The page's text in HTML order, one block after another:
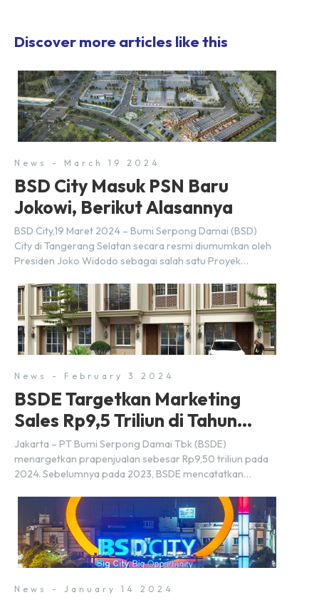
Discover more articles like this
News - March 19 2024
BSD City Masuk PSN Baru
Jokowi, Berikut Alasannya
BSD City,19 Maret 2024 – Bumi Serpong Damai (BSD)
City di Tangerang Selatan secara resmi diumumkan oleh
Presiden Joko Widodo sebagai salah satu Proyek
dibuat oleh Menteri Koordinator Bidang Perekonomian,
Airlangga Hartarto, setelah Rapat Terbatas (ratas)
bersama Jokowi di Istana Kepresidenan pada hari Senin,
18 Maret 2024. Selain […]
News - February 3 2024
BSDE Targetkan Marketing
Sales Rp9,5 Triliun di Tahun
2024
Jakarta – PT Bumi Serpong Damai Tbk (BSDE)
menargetkan prapenjualan sebesar Rp9,50 triliun pada
2024. Sebelumnya pada 2023, BSDE mencatatkan
melampaui target prapenjualan sebesar Rp8,80 triliun.
Menurut Direktur BSDE Hermawan Wijaya menghadapi
2024, kondisi ekonomi global maupun nasional dapat
memengaruhi pertimbangan masyarakat untuk membeli
rumah maupun investasi di sektor […]
News - January 14 2024